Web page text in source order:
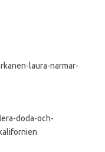
laura-narmar-
doda-och-